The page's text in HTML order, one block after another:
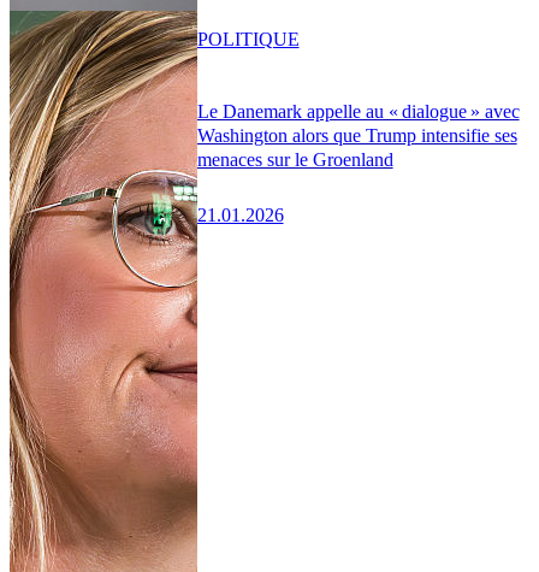
Le Danemark appelle au « dialogue » avec
Washington alors que Trump intensifie ses
menaces sur le Groenland
21.01.2026
POLITIQUE